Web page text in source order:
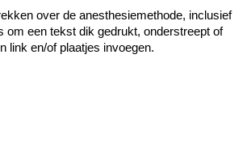
over de anesthesiemethode, inclusief
om een tekst dik gedrukt, onderstreept of
link en/of plaatjes invoegen.